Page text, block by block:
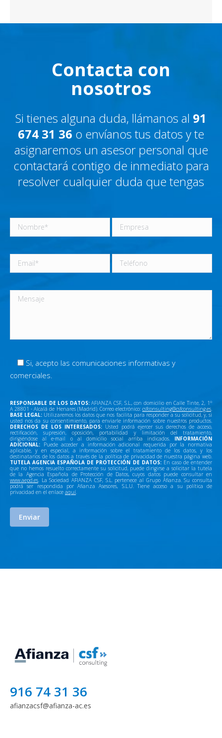
Contacta con
nosotros
Si tienes alguna duda, llámanos al 91
674 31 36 o envíanos tus datos y te
asignaremos un asesor personal que
contactará contigo de inmediato para
resolver cualquier duda que tengas
Si, acepto las comunicaciones informativas y
comerciales.
RESPONSABLE DE LOS DATOS:AFIANZA CSF, S.L., con domicilio en Calle Tinte, 2, 1º
A 28801 - Alcalá de Henares (Madrid). Correo electrónico: csfconsulting@csfconsulting.es.
BASE LEGAL: Utilizaremos los datos que nos facilita para responder a su solicitud, y, si
usted nos da su consentimiento, para enviarle información sobre nuestros productos.
DERECHOS DE LOS INTERESADOS: Usted podrá ejercer sus derechos de acceso,
rectificación, supresión, oposición, portabilidad y limitación del tratamiento,
dirigiéndose al e-mail o al domicilio social arriba indicados. INFORMACIÓN
ADICIONAL: Puede acceder a información adicional requerida por la normativa
aplicable, y en especial, a información sobre el tratamiento de los datos, y los
destinatarios de los datos a través de la política de privacidad de nuestra página web.
TUTELA AGENCIA ESPAÑOLA DE PROTECCIÓN DE DATOS:En caso de entender
que no hemos resuelto correctamente su solicitud, puede dirigirse a solicitar la tutela
de la Agencia Española de Protección de Datos, cuyos datos puede consultar en
www.aepd.es. La Sociedad AFIANZA CSF, S.L. pertenece al Grupo Afianza. Su consulta
podrá ser respondida por Afianza Asesores, S.L.U. Tiene acceso a su política de
privacidad en el enlace aquí.
916 74 31 36
afianzacsf@afianza-ac.es